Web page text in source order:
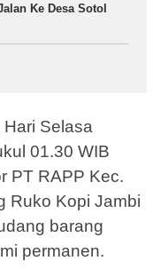
Ke Desa Sotol
Selasa
01.30 WIB
PT RAPP Kec.
Ruko Kopi Jambi
barang
permanen.